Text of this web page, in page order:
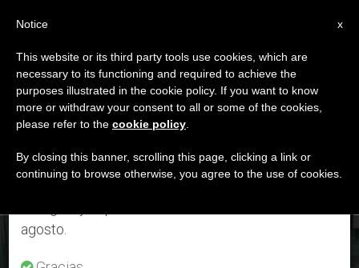
ETIQUETA
Posts Tagged ‘vacuna’
ÚLTIMAS NOTICIAS
¿Se están usando células de fetos abortados para fabricar
las vacunas Covid-19?
×
Aviso importante
Del 27 de julio al 7 de agosto haremos la pausa
anual, aprovechando que en el periodo de verano
se generan menos informaciones y también el
agosto.
x
Notice
This website or its third party tools use cookies, which are
necessary to its functioning and required to achieve the
purposes illustrated in the cookie policy. If you want to know
more or withdraw your consent to all or some of the cookies,
please refer to the cookie policy
By closing this banner, scrolling this page, clicking a link or
continuing to browse otherwise, you agree to the use of cookies.